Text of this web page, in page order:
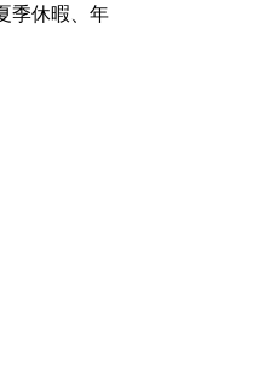
季休暇、年